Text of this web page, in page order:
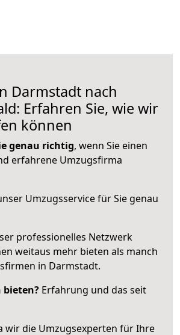
Darmstadt nach
Erfahren Sie, wie wir
können
genau richtig, wenn Sie einen
erfahrene Umzugsfirma
Umzugsservice für Sie genau
professionelles Netzwerk
weitaus mehr bieten als manch
in Darmstadt.
bieten? Erfahrung und das seit
wir die Umzugsexperten für Ihre